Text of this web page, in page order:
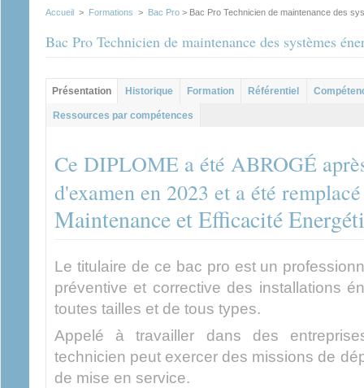
Accueil > Formations > Bac Pro > Bac Pro Technicien de maintenance des
Bac Pro Technicien de maintenance des systèmes
Groupe principal
Présentation (onglet
Historique Formation Référentiel
Ressources par compétences
Ce DIPLOME a été ABROGÉ
d'examen en 2023 et a été
Maintenance et Efficacité
Le titulaire de ce bac pro est un
préventive et corrective des installations
toutes tailles et de tous types.
Appelé à travailler dans des
technicien peut exercer des missions de
de mise en service.